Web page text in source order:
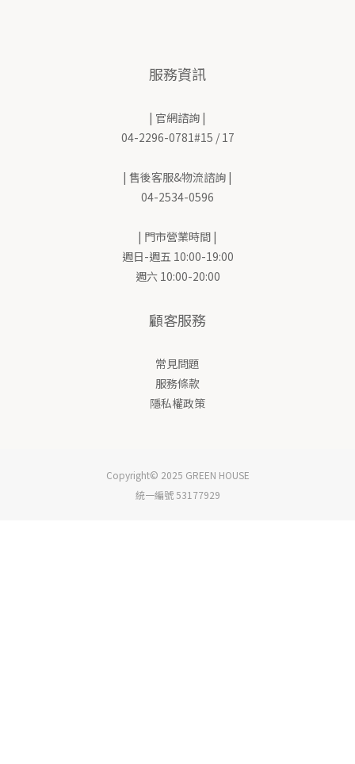
服務資訊
| 官網諮詢 |
04-2296-0781#15 / 17
| 售後客服&物流諮詢 |
04-2534-0596
| 門市營業時間 |
週日-週五 10:00-19:00
週六 10:00-20:00
顧客服務
常見問題
服務條款
隱私權政策
Copyright© 2025 GREEN HOUSE
統一編號 53177929